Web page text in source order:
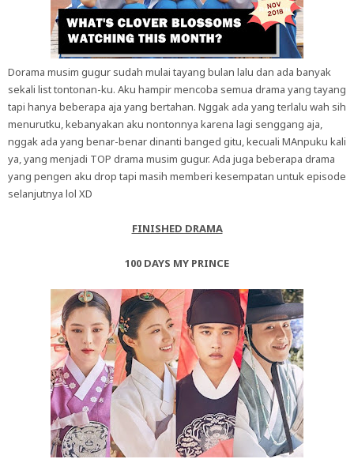
Dorama musim gugur sudah mulai tayang bulan lalu dan ada banyak
sekali list tontonan-ku. Aku hampir mencoba semua drama yang tayang
tapi hanya beberapa aja yang bertahan. Nggak ada yang terlalu wah sih
menurutku, kebanyakan aku nontonnya karena lagi senggang aja,
nggak ada yang benar-benar dinanti banged gitu, kecuali MAnpuku kali
ya, yang menjadi TOP drama musim gugur. Ada juga beberapa drama
yang pengen aku drop tapi masih memberi kesempatan untuk episode
selanjutnya lol XD
FINISHED DRAMA
100 DAYS MY PRINCE